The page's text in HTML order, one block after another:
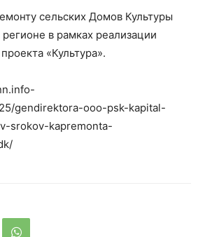
сельских Домов Культуры
в рамках реализации
«Культура».
gendirektora-ooo-psk-kapital-
srokov-kapremonta-